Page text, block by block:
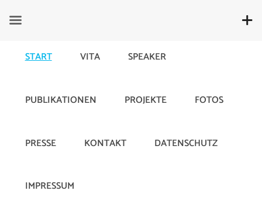
START VITA SPEAKER
PUBLIKATIONEN PROJEKTE FOTOS
PRESSE KONTAKT DATENSCHUTZ
IMPRESSUM